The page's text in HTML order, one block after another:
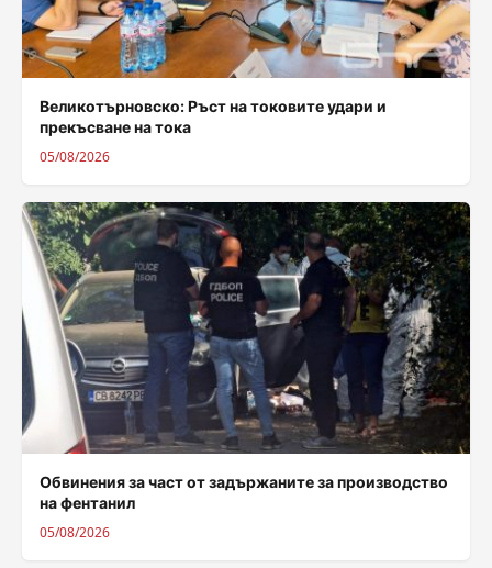
Великотърновско: Ръст на токовите удари и
прекъсване на тока
05/08/2026
Обвинения за част от задържаните за производство
на фентанил
05/08/2026